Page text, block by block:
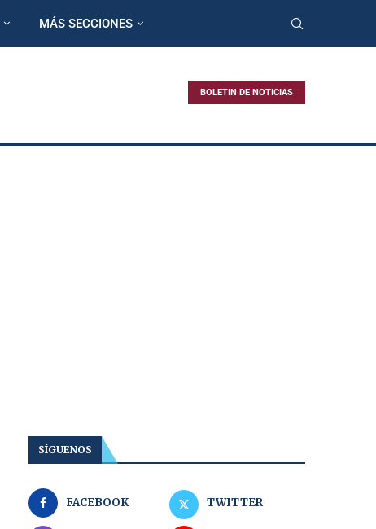
MÁS SECCIONES
BOLETIN DE NOTICIAS
SÍGUENOS
FACEBOOK TWITTER